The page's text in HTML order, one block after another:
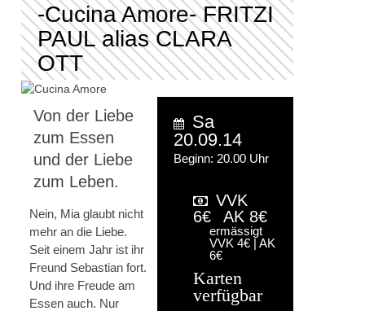
-Cucina Amore- FRITZI
PAUL alias CLARA
OTT
Von der Liebe
zum Essen
und der Liebe
zum Leben.
Nein, Mia glaubt nicht
mehr an die Liebe.
Seit einem Jahr ist ihr
Freund Sebastian fort.
Und ihre Freude am
Essen auch. Nur
Sa
20.09.14
Beginn: 20.00 Uhr
VVK
6€
AK 8€
ermässigt
VVK 4€ | AK
6€
Karten
verfügbar